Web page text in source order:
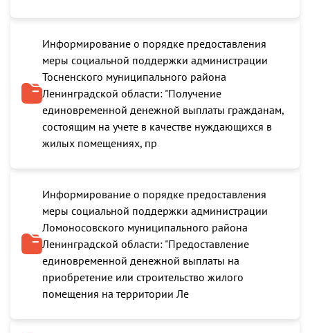
Информирование о порядке предоставления
меры социальной поддержки администрации
Тосненского муниципального района
Ленинградской области: "Получение
единовременной денежной выплаты гражданам,
состоящим на учете в качестве нуждающихся в
жилых помещениях, пр
Информирование о порядке предоставления
меры социальной поддержки администрации
Ломоносовского муниципального района
Ленинградской области: "Предоставление
единовременной денежной выплаты на
приобретение или строительство жилого
помещения на территории Ле